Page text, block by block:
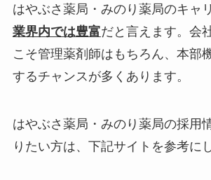
はやぶさ薬局・みのり薬局のキャ
業界内では豊富だと言えます。会
こそ管理薬剤師はもちろん、本部
するチャンスが多くあります。
はやぶさ薬局・みのり薬局の採用
りたい方は、下記サイトを参考に